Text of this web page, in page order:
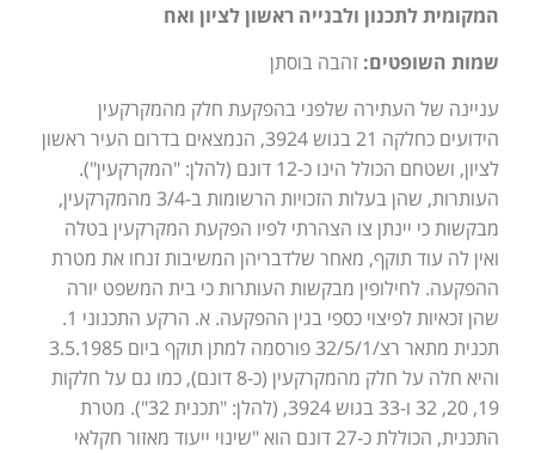
המקומית לתכנון ולבנייה ראשון לציון ואח
שמות השופטים: זהבה בוסתן
עניינה של העתירה שלפני בהפקעת חלק מהמקרקעין
הידועים כחלקה 21 בגוש 3924, הנמצאים בדרום העיר ראשון
לציון, ושטחם הכולל הינו כ-12 דונם (להלן: "המקרקעין").
העותרות, שהן בעלות הזכויות הרשומות ב-3/4 מהמקרקעין,
מבקשות כי יינתן צו הצהרתי לפיו הפקעת המקרקעין בטלה
ואין לה עוד תוקף, מאחר שלדבריהן המשיבות זנחו את מטרת
ההפקעה. לחילופין מבקשות העותרות כי בית המשפט יורה
שהן זכאיות לפיצוי כספי בגין ההפקעה. א. הרקע התכנוני 1.
תכנית מתאר רצ/32/5/1 פורסמה למתן תוקף ביום 3.5.1985
והיא חלה על חלק מהמקרקעין (כ-8 דונם), כמו גם על חלקות
19, 20, 32 ו-33 בגוש 3924, (להלן: "תכנית 32"). מטרת
התכנית, הכוללת כ-27 דונם הוא "שינוי ייעוד מאזור חקלאי